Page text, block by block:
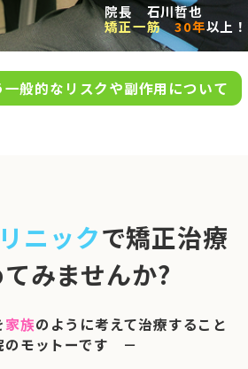
お問い合わせ
0120-695-578
不定期で診療してい
ます
院長 石川哲也
矯正一筋
30年以上！
般的なリスクや副作用について
ニックで矯正治療
みませんか?
家族のように考えて治療すること
のモットーです －